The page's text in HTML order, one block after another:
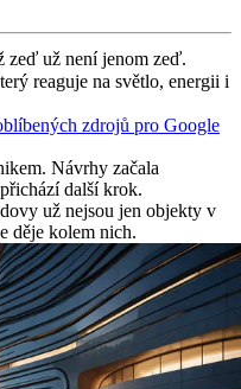
už není jenom zeď.
reaguje na světlo, energii i
zdrojů pro Google
Návrhy začala
další krok.
už nejsou jen objekty v
děje kolem nich.